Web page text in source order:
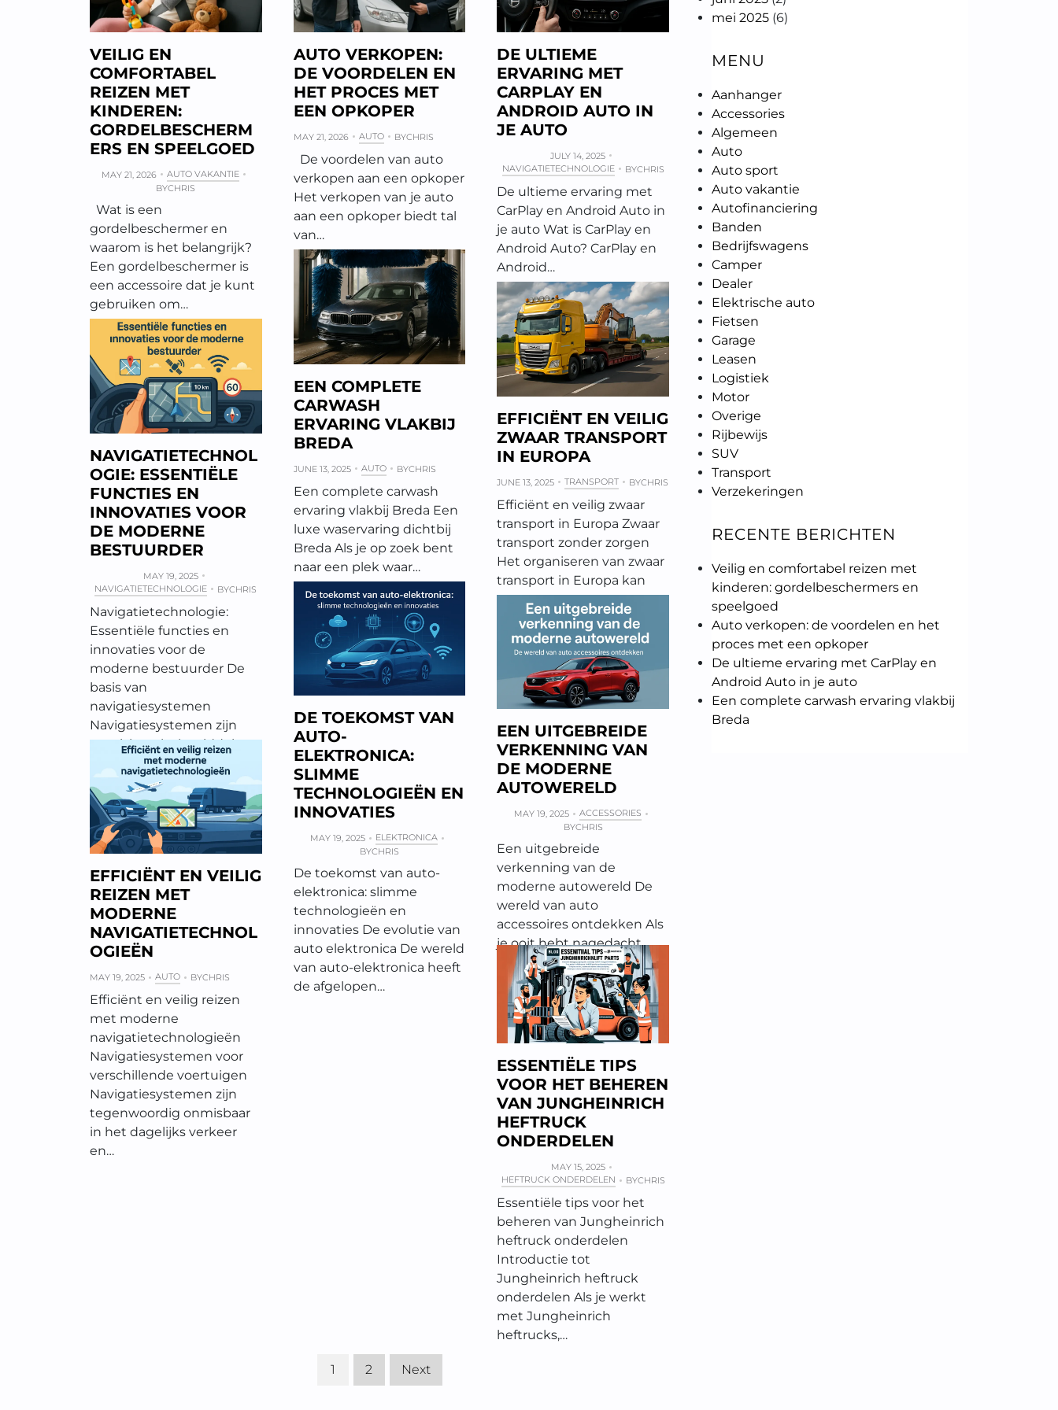
VEILIG EN
COMFORTABEL
REIZEN MET
KINDEREN:
GORDELBESCHERM
ERS EN SPEELGOED
MAY 21, 2026
AUTO VAKANTIE
BYCHRIS
Wat is een
gordelbeschermer en
waarom is het belangrijk?
Een gordelbeschermer is
een accessoire dat je kunt
gebruiken om…
AUTO VERKOPEN:
DE VOORDELEN EN
HET PROCES MET
EEN OPKOPER
MAY 21, 2026 AUTO BYCHRIS
De voordelen van auto
verkopen aan een opkoper
Het verkopen van je auto
aan een opkoper biedt tal
van…
DE ULTIEME
ERVARING MET
CARPLAY EN
ANDROID AUTO IN
JE AUTO
JULY 14, 2025
NAVIGATIETECHNOLOGIE
BYCHRIS
De ultieme ervaring met
CarPlay en Android Auto in
je auto Wat is CarPlay en
Android Auto? CarPlay en
Android…
EEN COMPLETE
CARWASH
ERVARING VLAKBIJ
BREDA
JUNE 13, 2025 AUTO BYCHRIS
Een complete carwash
ervaring vlakbij Breda Een
luxe waservaring dichtbij
Breda Als je op zoek bent
naar een plek waar…
EFFICIËNT EN VEILIG
ZWAAR TRANSPORT
IN EUROPA
JUNE 13, 2025 TRANSPORT BYCHRIS
Efficiënt en veilig zwaar
transport in Europa Zwaar
transport zonder zorgen
Het organiseren van zwaar
transport in Europa kan
een…
NAVIGATIETECHNOL
OGIE: ESSENTIËLE
FUNCTIES EN
INNOVATIES VOOR
DE MODERNE
BESTUURDER
MAY 19, 2025
NAVIGATIETECHNOLOGIE
BYCHRIS
Navigatietechnologie:
Essentiële functies en
innovaties voor de
moderne bestuurder De
basis van
navigatiesystemen
Navigatiesystemen zijn
onmisbare hulpmiddelen
geworden in het…
DE TOEKOMST VAN
AUTO-
ELEKTRONICA:
SLIMME
TECHNOLOGIEËN EN
INNOVATIES
MAY 19, 2025
ELEKTRONICA
BYCHRIS
De toekomst van auto-
elektronica: slimme
technologieën en
innovaties De evolutie van
auto elektronica De wereld
van auto-elektronica heeft
de afgelopen…
EEN UITGEBREIDE
VERKENNING VAN
DE MODERNE
AUTOWERELD
MAY 19, 2025
ACCESSORIES
BYCHRIS
Een uitgebreide
verkenning van de
moderne autowereld De
wereld van auto
accessoires ontdekken Als
je ooit hebt nagedacht
over hoe…
EFFICIËNT EN VEILIG
REIZEN MET
MODERNE
NAVIGATIETECHNOL
OGIEËN
MAY 19, 2025 AUTO BYCHRIS
Efficiënt en veilig reizen
met moderne
navigatietechnologieën
Navigatiesystemen voor
verschillende voertuigen
Navigatiesystemen zijn
tegenwoordig onmisbaar
in het dagelijks verkeer
en…
ESSENTIËLE TIPS
VOOR HET BEHEREN
VAN JUNGHEINRICH
HEFTRUCK
ONDERDELEN
MAY 15, 2025
HEFTRUCK ONDERDELEN
BYCHRIS
Essentiële tips voor het
beheren van Jungheinrich
heftruck onderdelen
Introductie tot
Jungheinrich heftruck
onderdelen Als je werkt
met Jungheinrich
heftrucks,…
1 2 Next
mei 2025 (6)
MENU
Aanhanger
Accessories
Algemeen
Auto
Auto sport
Auto vakantie
Autofinanciering
Banden
Bedrijfswagens
Camper
Dealer
Elektrische auto
Fietsen
Garage
Leasen
Logistiek
Motor
Overige
Rijbewijs
SUV
Transport
Verzekeringen
RECENTE BERICHTEN
Veilig en comfortabel reizen met
kinderen: gordelbeschermers en
speelgoed
Auto verkopen: de voordelen en het
proces met een opkoper
De ultieme ervaring met CarPlay en
Android Auto in je auto
Een complete carwash ervaring vlakbij
Breda